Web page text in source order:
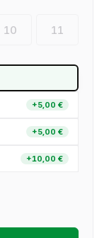
ist zurzeit nicht
10(Diese Option ist
11(Diese
+5,00 €
+5,00 €
+10,00 €